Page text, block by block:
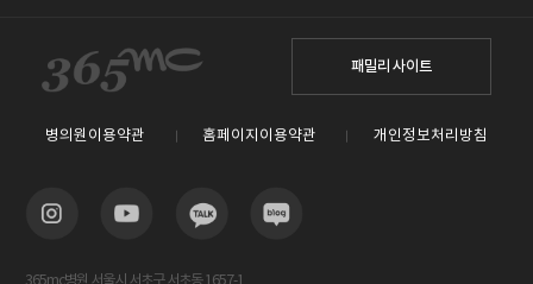
패밀리 사이트
병의원이용약관 홈페이지이용약관 개인정보처리방침
365mc병원 서울시 서초구 서초동 1657-1